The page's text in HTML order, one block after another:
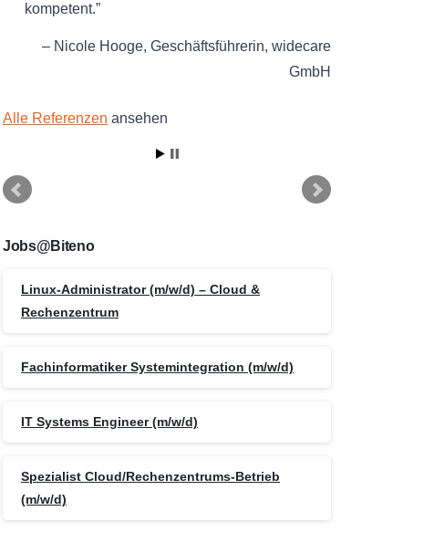
kompetent.
Nicole Hooge Geschäftsführerin widecare
GmbH
Alle Referenzen ansehen
Jobs@Biteno
Linux-Administrator (m/w/d) – Cloud &
Rechenzentrum
Fachinformatiker Systemintegration (m/w/d)
IT Systems Engineer (m/w/d)
Spezialist Cloud/Rechenzentrums-Betrieb
(m/w/d)